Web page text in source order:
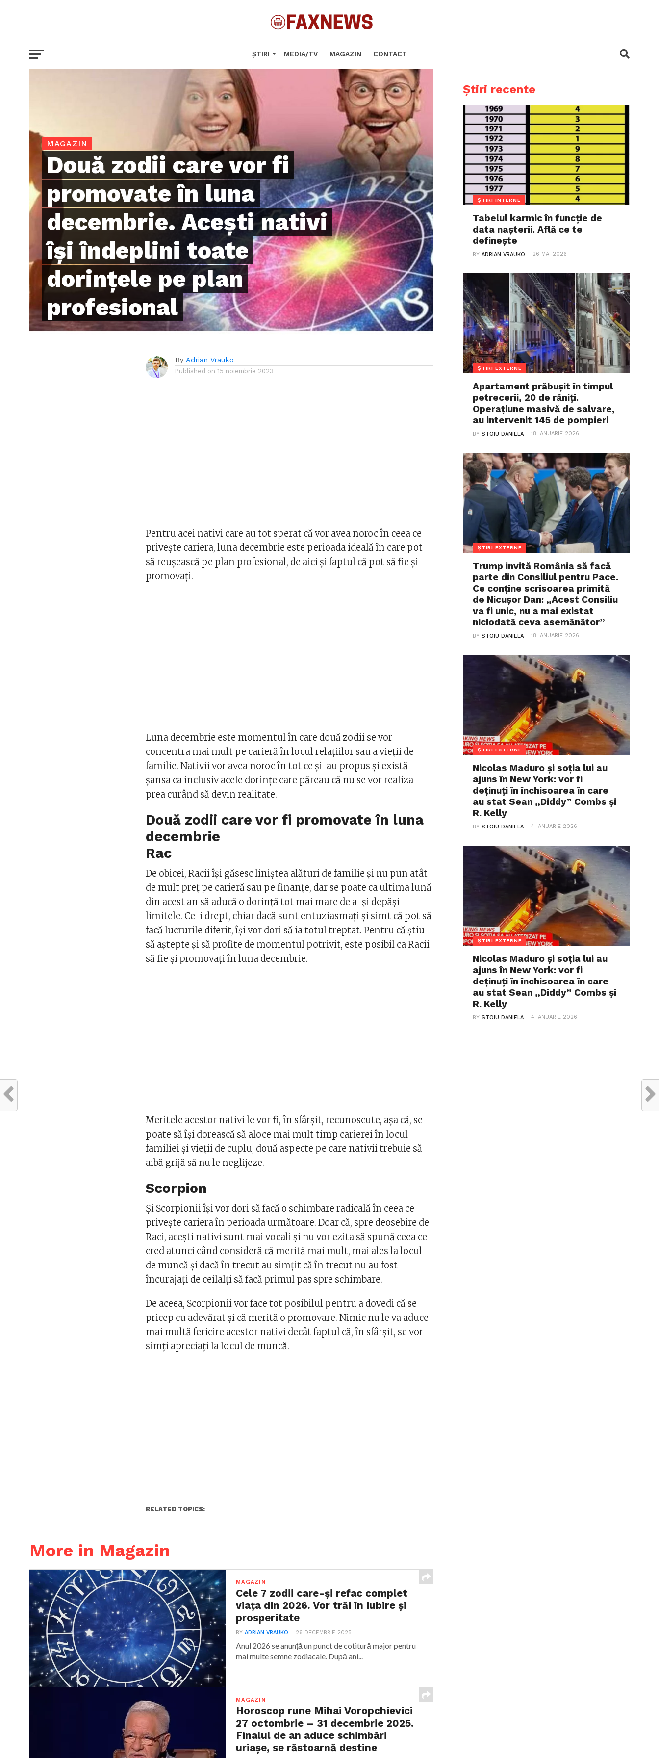
ȘTIRI MEDIA/TV MAGAZIN CONTACT
MAGAZIN
Două zodii care vor fi
promovate în luna
decembrie. Acești nativi
își îndeplini toate
dorințele pe plan
profesional
By Adrian Vrauko
Published on 15 noiembrie 2023
Pentru acei nativi care au tot sperat că vor avea noroc în ceea ce
privește cariera, luna decembrie este perioada ideală în care pot
să reușească pe plan profesional, de aici și faptul că pot să fie și
promovați.
Luna decembrie este momentul în care două zodii se vor
concentra mai mult pe carieră în locul relațiilor sau a vieții de
familie. Nativii vor avea noroc în tot ce și-au propus și există
șansa ca inclusiv acele dorințe care păreau că nu se vor realiza
prea curând să devin realitate.
Două zodii care vor fi promovate în luna
decembrie
Rac
De obicei, Racii își găsesc liniștea alături de familie și nu pun atât
de mult preț pe carieră sau pe finanțe, dar se poate ca ultima lună
din acest an să aducă o dorință tot mai mare de a-și depăși
limitele. Ce-i drept, chiar dacă sunt entuziasmați și simt că pot să
facă lucrurile diferit, își vor dori să ia totul treptat. Pentru că știu
să aștepte și să profite de momentul potrivit, este posibil ca Racii
să fie și promovați în luna decembrie.
Meritele acestor nativi le vor fi, în sfârșit, recunoscute, așa că, se
poate să își dorească să aloce mai mult timp carierei în locul
familiei și vieții de cuplu, două aspecte pe care nativii trebuie să
aibă grijă să nu le neglijeze.
Scorpion
Și Scorpionii își vor dori să facă o schimbare radicală în ceea ce
privește cariera în perioada următoare. Doar că, spre deosebire de
Raci, acești nativi sunt mai vocali și nu vor ezita să spună ceea ce
cred atunci când consideră că merită mai mult, mai ales la locul
de muncă și dacă în trecut au simțit că în trecut nu au fost
încurajați de ceilalți să facă primul pas spre schimbare.
De aceea, Scorpionii vor face tot posibilul pentru a dovedi că se
pricep cu adevărat și că merită o promovare. Nimic nu le va aduce
mai multă fericire acestor nativi decât faptul că, în sfârșit, se vor
simți apreciați la locul de muncă.
RELATED TOPICS:
More in Magazin
MAGAZIN
Cele 7 zodii care-și refac complet
viața din 2026. Vor trăi în iubire și
prosperitate
BYADRIAN VRAUKO 26 DECEMBRIE 2025
Anul 2026 se anunță un punct de cotitură major pentru
mai multe semne zodiacale. După ani...
MAGAZIN
Horoscop rune Mihai Voropchievici
27 octombrie – 31 decembrie 2025.
Finalul de an aduce schimbări
uriașe, se răstoarnă destine
Știri recente
ȘTIRI INTERNE
Tabelul karmic în funcție de
data nașterii. Află ce te
definește
BYADRIAN VRAUKO 26 MAI 2026
ȘTIRI EXTERNE
Apartament prăbușit în timpul
petrecerii, 20 de răniți.
Operațiune masivă de salvare,
au intervenit 145 de pompieri
BYSTOIU DANIELA 18 IANUARIE 2026
ȘTIRI EXTERNE
Trump invită România să facă
parte din Consiliul pentru Pace.
Ce conține scrisoarea primită
de Nicușor Dan: „Acest Consiliu
va fi unic, nu a mai existat
niciodată ceva asemănător”
BYSTOIU DANIELA 18 IANUARIE 2026
ȘTIRI EXTERNE
Nicolas Maduro și soția lui au
ajuns în New York: vor fi
deținuți în închisoarea în care
au stat Sean „Diddy” Combs și
R. Kelly
BYSTOIU DANIELA 4 IANUARIE 2026
ȘTIRI EXTERNE
Nicolas Maduro și soția lui au
ajuns în New York: vor fi
deținuți în închisoarea în care
au stat Sean „Diddy” Combs și
R. Kelly
BYSTOIU DANIELA 4 IANUARIE 2026